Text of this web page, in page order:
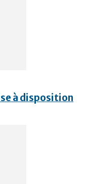
à disposition